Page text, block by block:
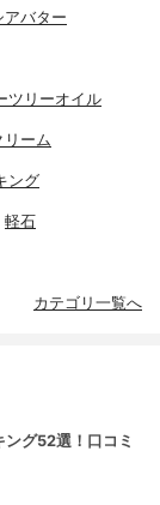
アバター
ツリーオイル
リーム
ング
軽石
カテゴリ一覧へ
グ52選！口コミ